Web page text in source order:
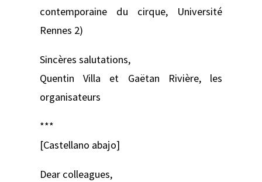
contemporaine du cirque, Université
Rennes 2)
Sincères salutations,
Quentin Villa et Gaëtan Rivière, les
organisateurs
***
[Castellano abajo]
Dear colleagues,